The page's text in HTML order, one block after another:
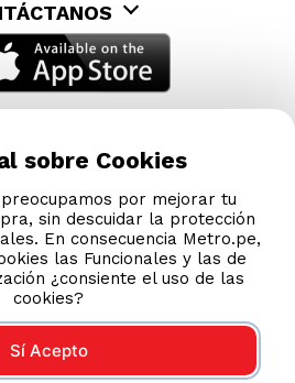
sobre Cookies
por mejorar tu
sin descuidar la protección
En consecuencia Metro.pe,
las Funcionales y las de
¿consiente el uso de las
cookies?
Sí Acepto